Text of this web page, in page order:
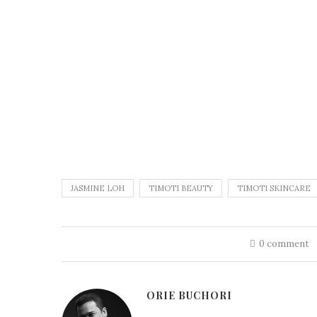
JASMINE LOH TIMOTI BEAUTY TIMOTI SKINCARE
0 comment
ORIE BUCHORI